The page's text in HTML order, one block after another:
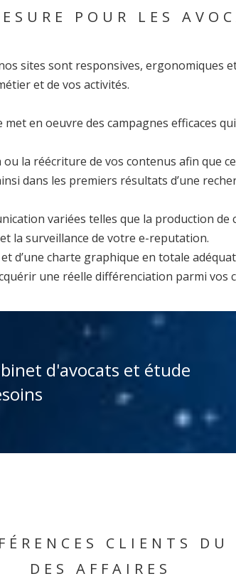
POUR LES
sites sont responsives, ergonomiques
et de vos activités.
met en oeuvre des campagnes efficaces
la réécriture de vos contenus afin que
dans les premiers résultats d’une
variées telles que la production
la surveillance de votre e-reputation.
d’une charte graphique en totale
une réelle différenciation parmi
d'avocats et étude
CLIENTS
DES AFFAIRES